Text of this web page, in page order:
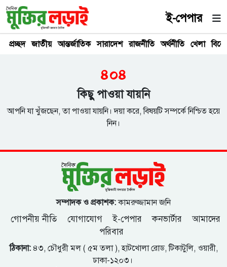
ই-পেপার
প্রচ্ছদ জাতীয় আন্তর্জাতিক সারাদেশ রাজনীতি অর্থনীতি খেলা
৪০৪
কিছু পাওয়া যায়নি
আপনি যা খুঁজছেন, তা পাওয়া যায়নি। দয়া করে, বিষয়টি সম্পর্কে নিশ্চিত হয়ে
নিন।
সম্পাদক ও প্রকাশক:কামরুজ্জামান জনি
গোপনীয় নীতি যোগাযোগ ই-পেপার কনভার্টার
আমাদের
পরিবার
ঠিকানা:৪৩, চৌধুরী মল ( ৫ম তলা ), হাটখোলা রোড, টিকাটুলি, ওয়ারী,
ঢাকা-১২০৩।